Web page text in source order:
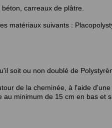
carreaux de plâtre.
matériaux suivants :
soit ou non doublé de
de la cheminée, à l'aide
minimum de 15 cm en bas et